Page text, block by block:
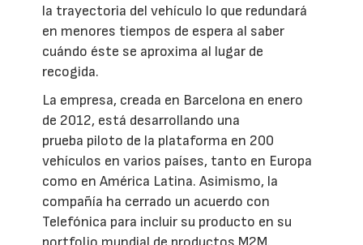
la trayectoria del vehículo lo que redundará
en menores tiempos de espera al saber
cuándo éste se aproxima al lugar de
recogida.
La empresa, creada en Barcelona en enero
de 2012, está desarrollando una
prueba piloto de la plataforma en 200
vehículos en varios países, tanto en Europa
como en América Latina. Asimismo, la
compañía ha cerrado un acuerdo con
Telefónica para incluir su producto en su